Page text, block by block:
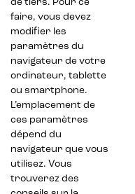
de tiers. Pour ce
faire, vous devez
modifier les
paramètres du
navigateur de votre
ordinateur, tablette
ou smartphone.
L’emplacement de
ces paramètres
dépend du
navigateur que vous
utilisez. Vous
trouverez des